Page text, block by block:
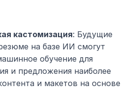
кастомизация: Будущие
на базе ИИ смогут
обучение для
и предложения наиболее
и макетов на основе